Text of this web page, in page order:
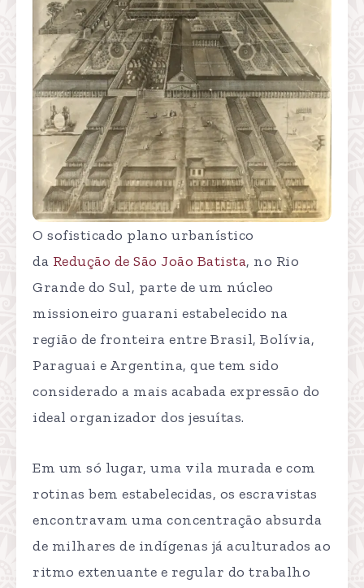
O sofisticado plano urbanístico
da Redução de São João Batista, no Rio
Grande do Sul, parte de um núcleo
missioneiro guarani estabelecido na
região de fronteira entre Brasil, Bolívia,
Paraguai e Argentina, que tem sido
considerado a mais acabada expressão do
ideal organizador dos jesuítas.
Em um só lugar, uma vila murada e com
rotinas bem estabelecidas, os escravistas
encontravam uma concentração absurda
de milhares de indígenas já aculturados ao
ritmo extenuante e regular do trabalho